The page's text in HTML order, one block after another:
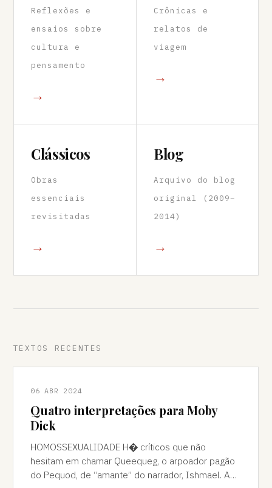
Reflexões e
ensaios sobre
cultura e
pensamento
→
Crônicas e
relatos de
viagem
→
Clássicos
Obras
essenciais
revisitadas
→
Blog
Arquivo do blog
original (2009–
2014)
→
TEXTOS RECENTES
06 ABR 2024
Quatro interpretações para Moby
Dick
HOMOSSEXUALIDADE H� críticos que não
hesitam em chamar Queequeg, o arpoador pagão
do Pequod, de “amante” do narrador, Ishmael. A